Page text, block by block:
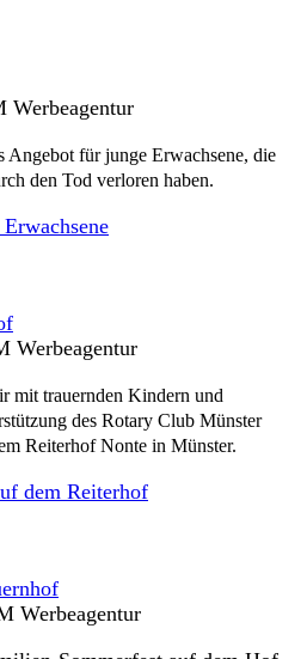
Werbeagentur
Angebot für junge Erwachsene, die
den Tod verloren haben.
Werbeagentur
mit trauernden Kindern und
des Rotary Club Münster
Reiterhof Nonte in Münster.
dem Reiterhof
Werbeagentur